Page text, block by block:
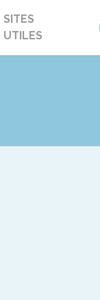
SITES
UTILES